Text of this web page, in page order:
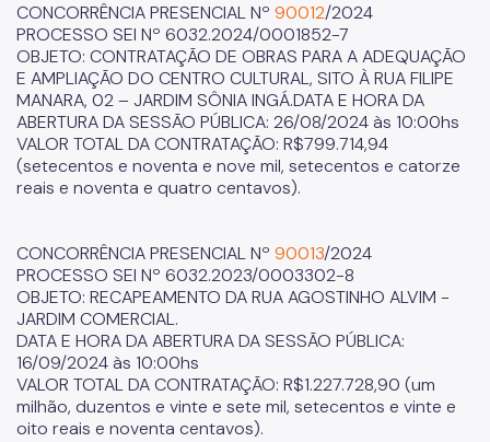
CONCORRÊNCIA PRESENCIAL Nº 90012/2024
PROCESSO SEI Nº 6032.2024/0001852-7
OBJETO: CONTRATAÇÃO DE OBRAS PARA A ADEQUAÇÃO
E AMPLIAÇÃO DO CENTRO CULTURAL, SITO À RUA FILIPE
MANARA, 02 – JARDIM SÔNIA INGÁ.DATA E HORA DA
ABERTURA DA SESSÃO PÚBLICA: 26/08/2024 às 10:00hs
VALOR TOTAL DA CONTRATAÇÃO: R$799.714,94
(setecentos e noventa e nove mil, setecentos e catorze
reais e noventa e quatro centavos).
CONCORRÊNCIA PRESENCIAL Nº 90013/2024
PROCESSO SEI Nº 6032.2023/0003302-8
OBJETO: RECAPEAMENTO DA RUA AGOSTINHO ALVIM -
JARDIM COMERCIAL.
DATA E HORA DA ABERTURA DA SESSÃO PÚBLICA:
16/09/2024 às 10:00hs
VALOR TOTAL DA CONTRATAÇÃO: R$1.227.728,90 (um
milhão, duzentos e vinte e sete mil, setecentos e vinte e
oito reais e noventa centavos).